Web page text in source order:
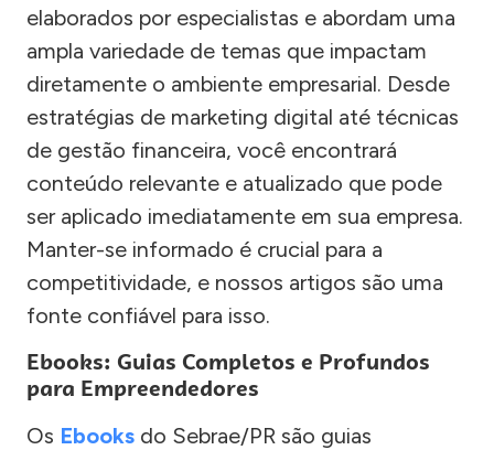
elaborados por especialistas e abordam uma
ampla variedade de temas que impactam
diretamente o ambiente empresarial. Desde
estratégias de marketing digital até técnicas
de gestão financeira, você encontrará
conteúdo relevante e atualizado que pode
ser aplicado imediatamente em sua empresa.
Manter-se informado é crucial para a
competitividade, e nossos artigos são uma
fonte confiável para isso.
Ebooks: Guias Completos e Profundos
para Empreendedores
Os Ebooks do Sebrae/PR são guias